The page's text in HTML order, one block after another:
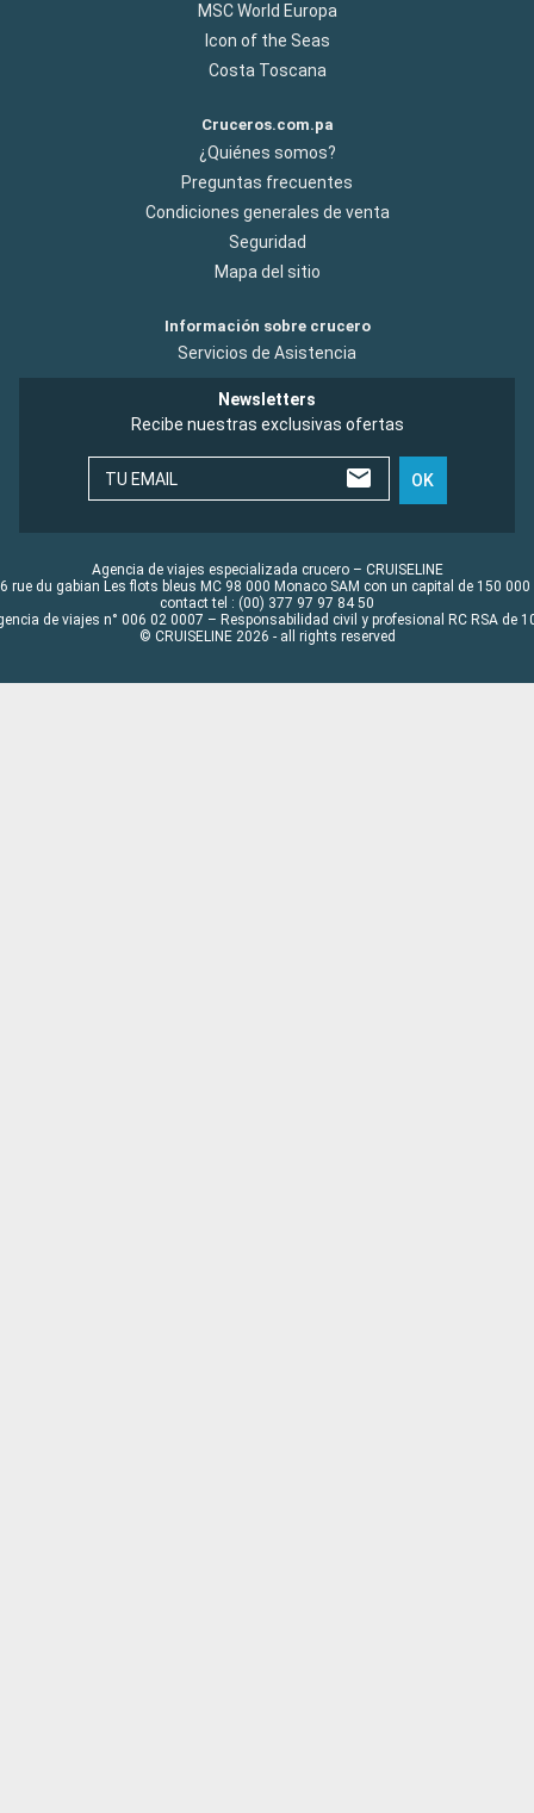
MSC World Europa
Icon of the Seas
Costa Toscana
Cruceros.com.pa
¿Quiénes somos?
Preguntas frecuentes
Condiciones generales de venta
Seguridad
Mapa del sitio
Información sobre crucero
Servicios de Asistencia
Newsletters
Recibe nuestras exclusivas ofertas
TU EMAIL OK
Agencia de viajes especializada crucero – CRUISELINE
rue du gabian Les flots bleus MC 98 000 Monaco SAM con un capital de 150 000
contact tel : (00) 377 97 97 84 50
de viajes n° 006 02 0007 – Responsabilidad civil y profesional RC RSA de
© CRUISELINE 2026 - all rights reserved